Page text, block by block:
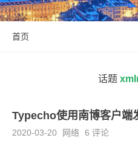
首页
话题
Typecho使用南博客户端
2020-03-20 网络 6 评论